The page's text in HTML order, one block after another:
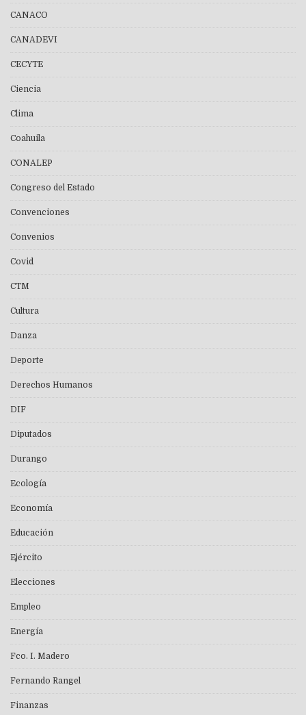
CANACO
CANADEVI
CECYTE
Ciencia
Clima
Coahuila
CONALEP
Congreso del Estado
Convenciones
Convenios
Covid
CTM
Cultura
Danza
Deporte
Derechos Humanos
DIF
Diputados
Durango
Ecología
Economía
Educación
Ejército
Elecciones
Empleo
Energía
Fco. I. Madero
Fernando Rangel
Finanzas